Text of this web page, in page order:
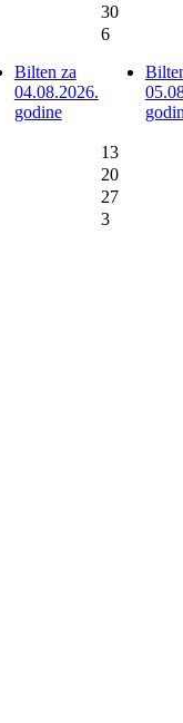
30
Bilten za
04.08.2026.
godine
6
13
20
27
3